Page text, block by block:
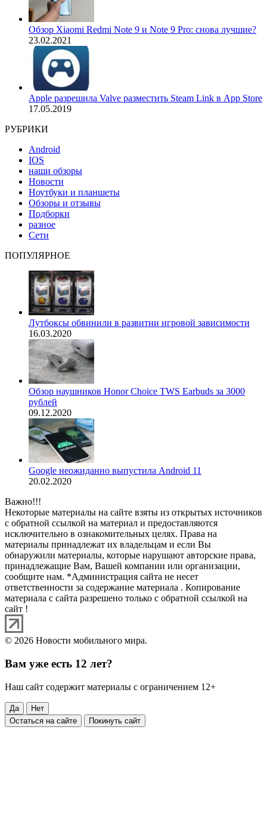
Обзор Xiaomi Redmi Note 9 и Note 9 Pro: снова лучшие?
23.02.2021
Apple разрешила Valve разместить Steam Link в App Store
17.05.2019
РУБРИКИ
Android
IOS
наши обзоры
Новости
Ноутбуки и планшеты
Обзоры и отзывы
Подборки
разное
Сети
ПОПУЛЯРНОЕ
Лутбоксы обвинили в развитии игровой зависимости
16.03.2020
Обзор наушников Honor Choice TWS Earbuds за 3000
рублей
09.12.2020
Google неожиданно выпустила Android 11
20.02.2020
Важно!!!
Некоторые материалы на сайте взяты из открытых источников
с обратной ссылкой на материал и предоставляются
исключительно в ознакомительных целях. Права на
материалы принадлежат их владельцам и если Вы
обнаружили материалы, которые нарушают авторские права,
принадлежащие Вам, Вашей компании или организации,
сообщите нам. *Администрация сайта не несет
ответственности за содержание материала . Копирование
материала с сайта разрешено только с обратной ссылкой на
сайт !
© 2026 Новости мобильного мира.
Вам уже есть 12 лет?
Наш сайт содержит материалы с ограничением 12+
Да
Нет
Остаться на сайте
Покинуть сайт